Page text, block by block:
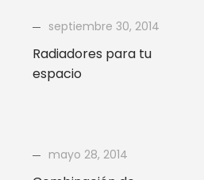
septiembre 30, 2014
Radiadores para tu
espacio
mayo 28, 2014